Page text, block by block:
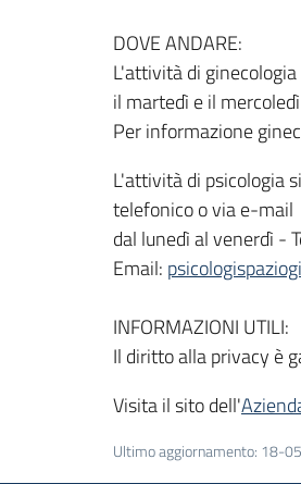
DOVE ANDARE:
L'attività di
il martedì e il
Per informazione
L'attività di psicologia
telefonico o via e-mail
dal lunedì al venerdì -
Email:
INFORMAZIONI UTILI:
Il diritto alla privacy è
Visita il sito dell'
Ultimo aggiornamento: 18-